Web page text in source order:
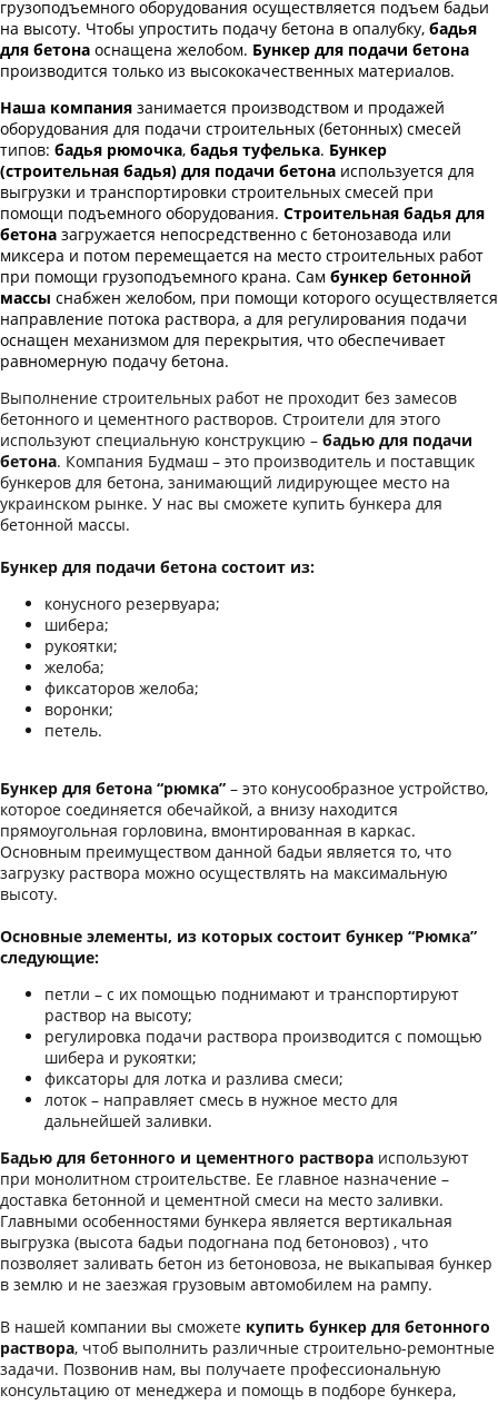
грузоподъемного оборудования осуществляется подъем бадьи
на высоту. Чтобы упростить подачу бетона в опалубку, бадья
для бетона оснащена желобом. Бункер для подачи бетона
производится только из высококачественных материалов.
Наша компания занимается производством и продажей
оборудования для подачи строительных (бетонных) смесей
типов: бадья рюмочка, бадья туфелька. Бункер
(строительная бадья) для подачи бетона используется для
выгрузки и транспортировки строительных смесей при
помощи подъемного оборудования. Строительная бадья для
бетона загружается непосредственно с бетонозавода или
миксера и потом перемещается на место строительных работ
при помощи грузоподъемного крана. Сам бункер бетонной
массы снабжен желобом, при помощи которого осуществляется
направление потока раствора, а для регулирования подачи
оснащен механизмом для перекрытия, что обеспечивает
равномерную подачу бетона.
Выполнение строительных работ не проходит без замесов
бетонного и цементного растворов. Строители для этого
используют специальную конструкцию – бадью для подачи
бетона. Компания Будмаш – это производитель и поставщик
бункеров для бетона, занимающий лидирующее место на
украинском рынке. У нас вы сможете купить бункера для
бетонной массы.
Бункер для подачи бетона состоит из:
конусного резервуара;
шибера;
рукоятки;
желоба;
фиксаторов желоба;
воронки;
петель.
Бункер для бетона “рюмка” – это конусообразное устройство,
которое соединяется обечайкой, а внизу находится
прямоугольная горловина, вмонтированная в каркас.
Основным преимуществом данной бадьи является то, что
загрузку раствора можно осуществлять на максимальную
высоту.
Основные элементы, из которых состоит бункер “Рюмка”
следующие:
петли – с их помощью поднимают и транспортируют
раствор на высоту;
регулировка подачи раствора производится с помощью
шибера и рукоятки;
фиксаторы для лотка и разлива смеси;
лоток – направляет смесь в нужное место для
дальнейшей заливки.
Бадью для бетонного и цементного раствора используют
при монолитном строительстве. Ее главное назначение –
доставка бетонной и цементной смеси на место заливки.
Главными особенностями бункера является вертикальная
выгрузка (высота бадьи подогнана под бетоновоз) , что
позволяет заливать бетон из бетоновоза, не выкапывая бункер
в землю и не заезжая грузовым автомобилем на рампу.
В нашей компании вы сможете купить бункер для бетонного
раствора, чтоб выполнить различные строительно-ремонтные
задачи. Позвонив нам, вы получаете профессиональную
консультацию от менеджера и помощь в подборе бункера,